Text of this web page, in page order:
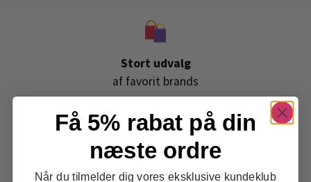
Stort udvalg
af favorit brands
Gratis levering
Få 5% rabat på din
næste ordre
Når du tilmelder dig vores eksklusive kundeklub